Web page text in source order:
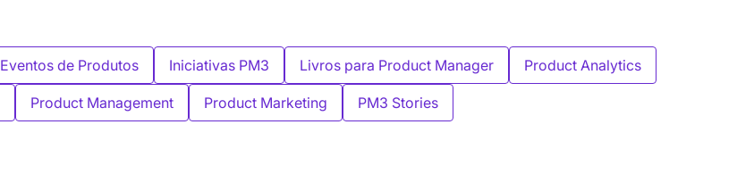
Eventos de Produtos Iniciativas PM3 Livros para Product Manager Product Analytics
Product Management Product Marketing PM3 Stories